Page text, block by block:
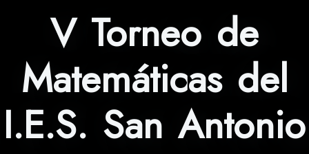
V Torneo de
Matemáticas del
I.E.S. San Antonio